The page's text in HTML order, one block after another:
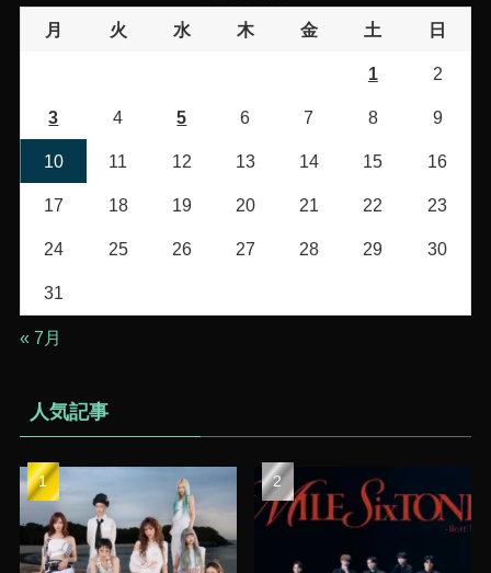
ー
月 火 水 木 金 土 日
1 2
3 4 5 6 7 8 9
10 11 12 13 14 15 16
17 18 19 20 21 22 23
24 25 26 27 28 29 30
31
« 7月
人気記事